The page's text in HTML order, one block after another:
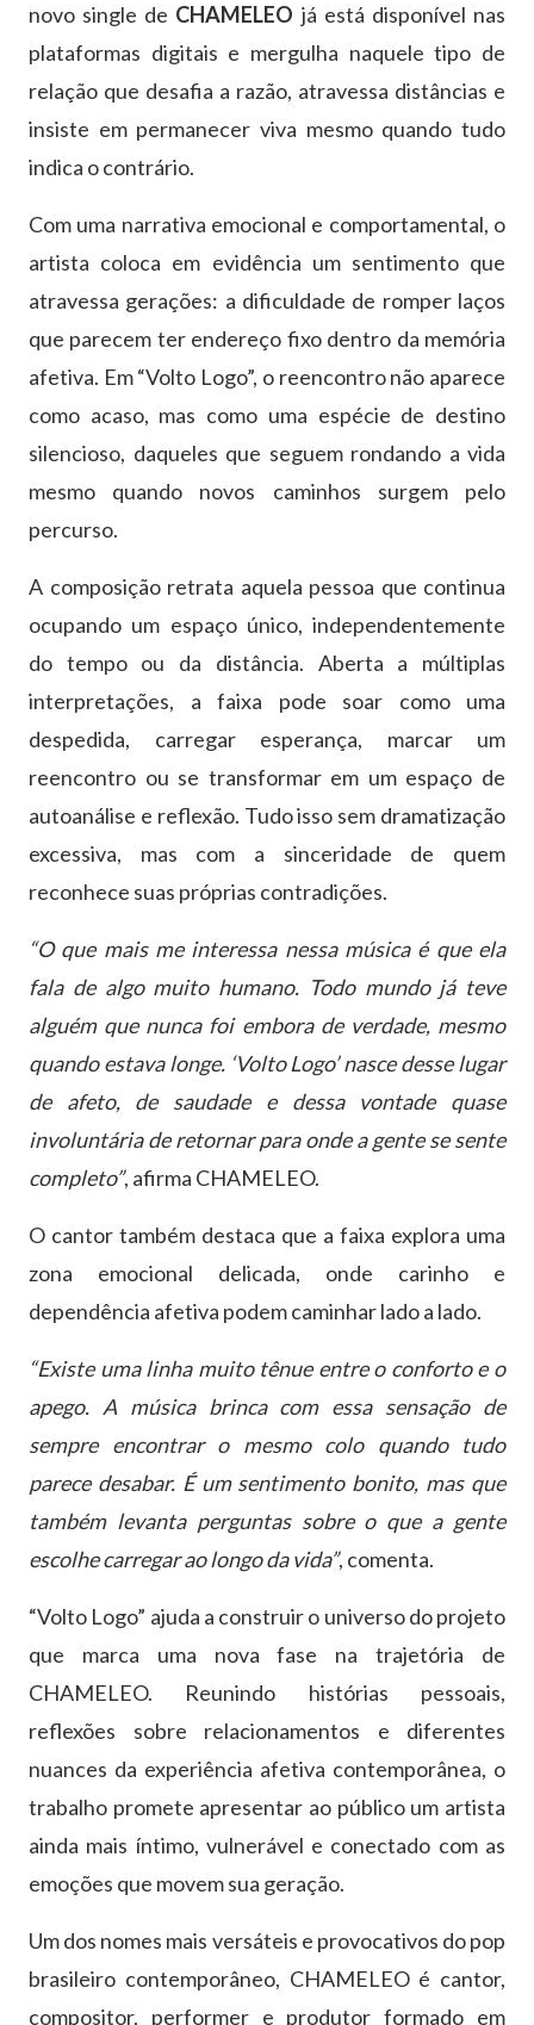
novo single de CHAMELEO já está disponível nas
plataformas digitais e mergulha naquele tipo de
relação que desafia a razão, atravessa distâncias e
insiste em permanecer viva mesmo quando tudo
indica o contrário.
Com uma narrativa emocional e comportamental, o
artista coloca em evidência um sentimento que
atravessa gerações: a dificuldade de romper laços
que parecem ter endereço fixo dentro da memória
afetiva. Em “Volto Logo”, o reencontro não aparece
como acaso, mas como uma espécie de destino
silencioso, daqueles que seguem rondando a vida
mesmo quando novos caminhos surgem pelo
percurso.
A composição retrata aquela pessoa que continua
ocupando um espaço único, independentemente
do tempo ou da distância. Aberta a múltiplas
interpretações, a faixa pode soar como uma
despedida, carregar esperança, marcar um
reencontro ou se transformar em um espaço de
autoanálise e reflexão. Tudo isso sem dramatização
excessiva, mas com a sinceridade de quem
reconhece suas próprias contradições.
“O que mais me interessa nessa música é que ela
fala de algo muito humano. Todo mundo já teve
alguém que nunca foi embora de verdade, mesmo
quando estava longe. ‘Volto Logo’ nasce desse lugar
de afeto, de saudade e dessa vontade quase
involuntária de retornar para onde a gente se sente
completo”, afirma CHAMELEO.
O cantor também destaca que a faixa explora uma
zona emocional delicada, onde carinho e
dependência afetiva podem caminhar lado a lado.
“Existe uma linha muito tênue entre o conforto e o
apego. A música brinca com essa sensação de
sempre encontrar o mesmo colo quando tudo
parece desabar. É um sentimento bonito, mas que
também levanta perguntas sobre o que a gente
escolhe carregar ao longo da vida”, comenta.
“Volto Logo” ajuda a construir o universo do projeto
que marca uma nova fase na trajetória de
CHAMELEO. Reunindo histórias pessoais,
reflexões sobre relacionamentos e diferentes
nuances da experiência afetiva contemporânea, o
trabalho promete apresentar ao público um artista
ainda mais íntimo, vulnerável e conectado com as
emoções que movem sua geração.
Um dos nomes mais versáteis e provocativos do pop
brasileiro contemporâneo, CHAMELEO é cantor,
compositor, performer e produtor formado em